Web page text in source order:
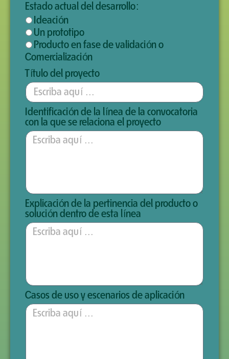
Estado actual del desarrollo:
Ideación
Un prototipo
Producto en fase de validación o
Comercialización
Título del proyecto
Identificación de la línea de la convocatoria
con la que se relaciona el proyecto
Explicación de la pertinencia del producto o
solución dentro de esta línea
Casos de uso y escenarios de aplicación